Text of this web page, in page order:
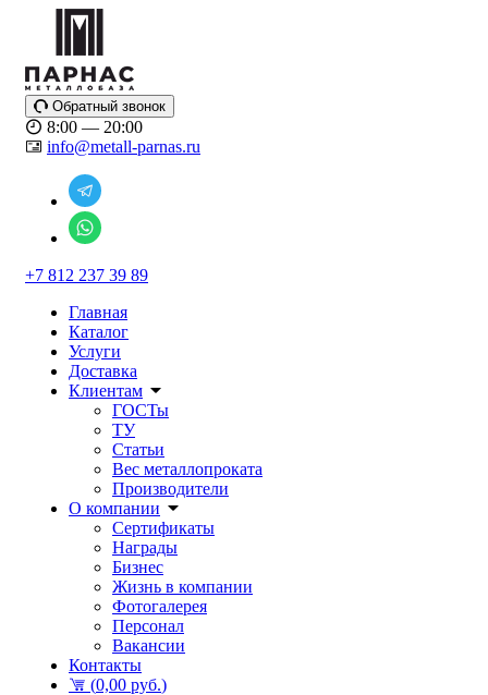
Обратный звонок
8:00 — 20:00
info@metall-parnas.ru
+7 812 237 39 89
Главная
Каталог
Услуги
Доставка
Клиентам
ГОСТы
ТУ
Статьи
Вес металлопроката
Производители
О компании
Сертификаты
Награды
Бизнес
Жизнь в компании
Фотогалерея
Персонал
Вакансии
Контакты
(0,00 руб.)